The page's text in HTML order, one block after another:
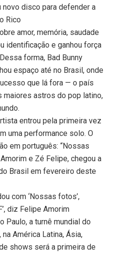
novo disco para defender a
Rico
amor, memória, saudade
identificação e ganhou força
forma, Bad Bunny
espaço até no Brasil, onde
que lá fora — o país
maiores astros do pop latino,
entrou pela primeira vez
uma performance solo. O
em português: “Nossas
e Zé Felipe, chegou a
Brasil em fevereiro deste
com ‘Nossas fotos’,
diz Felipe Amorim
Paulo, a turnê mundial do
América Latina, Ásia,
shows será a primeira de